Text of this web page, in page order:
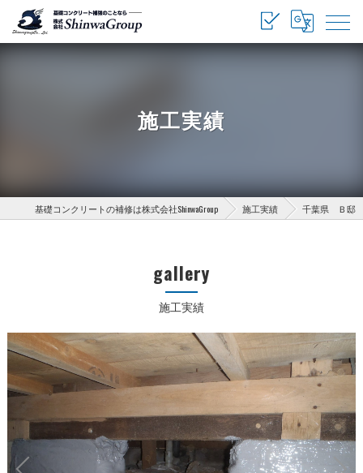
施工実績
基礎コンクリートの補修は株式会社ShinwaGroup 施工実績 千葉県 Ｂ邸
施工実績
gallery